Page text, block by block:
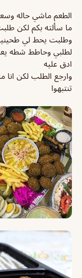
الطعم ماشي حاله وسعره
ما سألته بكم لكن طلبت 4 فلافل و 4 شاورما
وطلبت يحط لي
ادق عليه
وارجع الطلب لكن انا
تنتبهوا